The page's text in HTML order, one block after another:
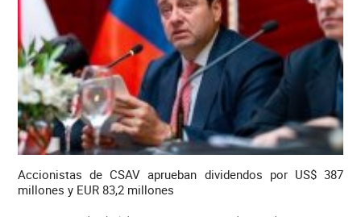
Accionistas de CSAV aprueban dividendos por US$ 387
millones y EUR 83,2 millones